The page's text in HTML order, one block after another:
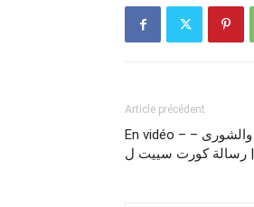
Article précédent
En vidéo – دبلجة عربية كورد سعيد والشورى –